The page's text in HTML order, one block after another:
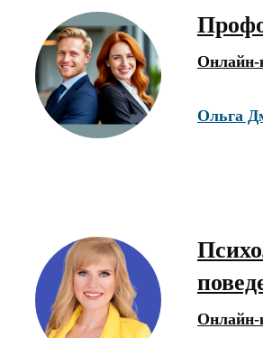
Онлайн-
Ольга
Онлайн-